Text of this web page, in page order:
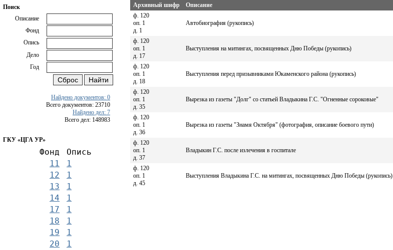
Поиск
Описание
Фонд
Опись
Дело
Год
Найдено документов: 0
Всего документов: 23710
Найдено дел: 7
Всего дел: 148983
ГКУ «ЦГА УР»
Фонд
Опись
11
1
12
1
13
1
14
1
17
1
18
1
19
1
20
1
Архивный шифр Описание
ф. 120
оп. 1
д. 1
Автобиография (рукопись)
ф. 120
оп. 1
д. 17
Выступления на митингах, посвященных Дню Победы (рукопись)
ф. 120
оп. 1
д. 18
Выступления перед призывниками Юкаменского района (рукопись)
ф. 120
оп. 1
д. 35
Вырезка из газеты "Долг" со статьей Владыкина Г.С. "Огненные сороковые"
ф. 120
оп. 1
д. 36
Вырезка из газеты "Знамя Октября" (фотография, описание боевого пути)
ф. 120
оп. 1
д. 37
Владыкин Г.С. после излечения в госпитале
ф. 120
оп. 1
д. 45
Выступления Владыкина Г.С. на митингах, посвященных Дню Победы (рукопись)